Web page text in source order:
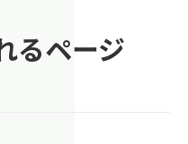
るページ